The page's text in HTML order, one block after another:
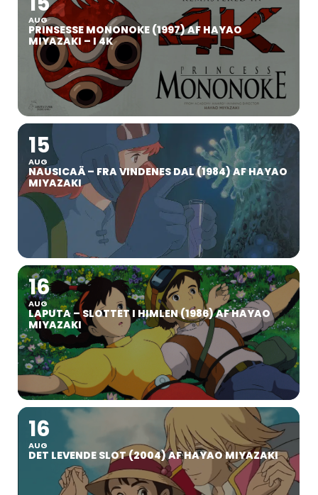
AUG
PRINSESSE MONONOKE (1997) AF HAYAO
MIYAZAKI – I 4K
15
AUG
NAUSICAÄ – FRA VINDENES DAL (1984) AF HAYAO
MIYAZAKI
16
AUG
LAPUTA – SLOTTET I HIMLEN (1986) AF HAYAO
MIYAZAKI
16
AUG
DET LEVENDE SLOT (2004) AF HAYAO MIYAZAKI